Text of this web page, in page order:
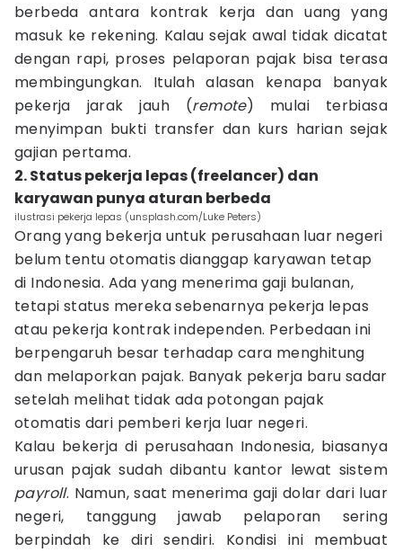
berbeda antara kontrak kerja dan uang yang
masuk ke rekening. Kalau sejak awal tidak dicatat
dengan rapi, proses pelaporan pajak bisa terasa
membingungkan. Itulah alasan kenapa banyak
pekerja jarak jauh (remote) mulai terbiasa
menyimpan bukti transfer dan kurs harian sejak
gajian pertama.
2. Status pekerja lepas (freelancer) dan
karyawan punya aturan berbeda
ilustrasi pekerja lepas (unsplash.com/Luke Peters)
Orang yang bekerja untuk perusahaan luar negeri
belum tentu otomatis dianggap karyawan tetap
di Indonesia. Ada yang menerima gaji bulanan,
tetapi status mereka sebenarnya pekerja lepas
atau pekerja kontrak independen. Perbedaan ini
berpengaruh besar terhadap cara menghitung
dan melaporkan pajak. Banyak pekerja baru sadar
setelah melihat tidak ada potongan pajak
otomatis dari pemberi kerja luar negeri.
Kalau bekerja di perusahaan Indonesia, biasanya
urusan pajak sudah dibantu kantor lewat sistem
payroll. Namun, saat menerima gaji dolar dari luar
negeri, tanggung jawab pelaporan sering
berpindah ke diri sendiri. Kondisi ini membuat